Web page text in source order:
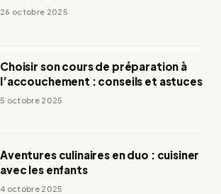
26 octobre 2025
Choisir son cours de préparation à
l’accouchement : conseils et astuces
5 octobre 2025
Aventures culinaires en duo : cuisiner
avec les enfants
4 octobre 2025